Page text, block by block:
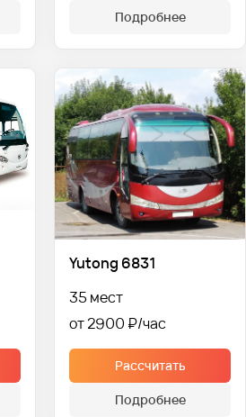
Подробнее
Yutong 6831
35 мест
от 2900 ₽
Рассчитать
Подробнее